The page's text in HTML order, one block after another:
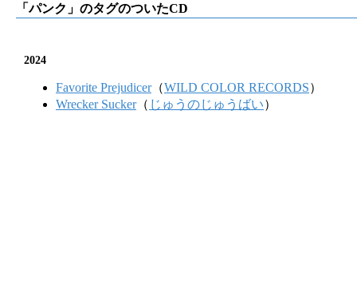
「パンク 」のタグのついたCD
2024
Favorite Prejudicer（WILD COLOR RECORDS）
Wrecker Sucker（ じゅうのじゅうばい）